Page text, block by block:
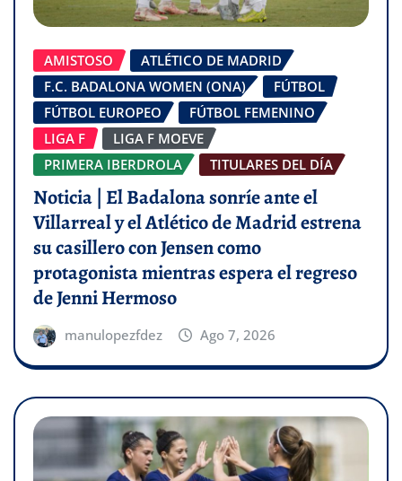
AMISTOSO
ATLÉTICO DE MADRID
F.C. BADALONA WOMEN (ONA)
FÚTBOL
FÚTBOL EUROPEO
FÚTBOL FEMENINO
LIGA F
LIGA F MOEVE
PRIMERA IBERDROLA
TITULARES DEL DÍA
Noticia | El Badalona sonríe ante el
Villarreal y el Atlético de Madrid estrena
su casillero con Jensen como
protagonista mientras espera el regreso
de Jenni Hermoso
manulopezfdez Ago 7, 2026